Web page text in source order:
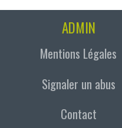
ADMIN
Mentions Légales
Signaler un abus
Contact